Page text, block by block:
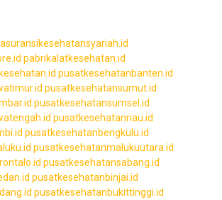
asuransikesehatansyariah.id
pabrikalatkesehatan.id
pusatkesehatanbanten.id
pusatkesehatansumut.id
pusatkesehatansumsel.id
pusatkesehatanriau.id
pusatkesehatanbengkulu.id
pusatkesehatanmalukuutara.id
pusatkesehatansabang.id
pusatkesehatanbinjai.id
pusatkesehatanbukittinggi.id